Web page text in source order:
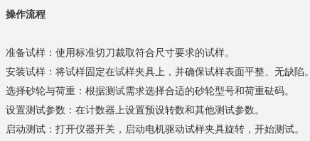
操作流程
准备试样：使用标准切刀裁取符合尺寸要求的试样。
安装试样：将试样固定在试样夹具上，并确保试样表面平整、无缺陷
选择砂轮与荷重：根据测试需求选择合适的砂轮型号和荷重砝码。
设置测试参数：在计数器上设置预设转数和其他测试参数。
启动测试：打开仪器开关，启动电机驱动试样夹具旋转，开始测试。